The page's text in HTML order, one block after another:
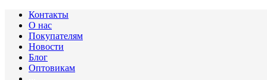
Контакты
О нас
Покупателям
Новости
Блог
Оптовикам